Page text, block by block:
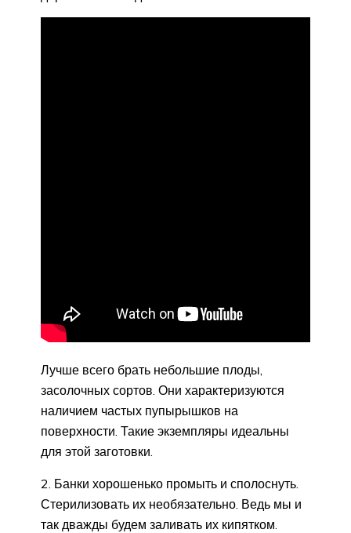
Лучше всего брать небольшие плоды,
засолочных сортов. Они характеризуются
наличием частых пупырышков на
поверхности. Такие экземпляры идеальны
для этой заготовки.
2. Банки хорошенько промыть и сполоснуть.
Стерилизовать их необязательно. Ведь мы и
так дважды будем заливать их кипятком.